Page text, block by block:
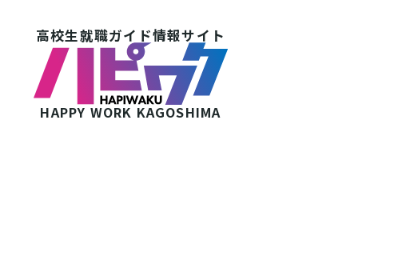
高校生就職ガイド情報サイト
HAPPY WORK KAGOSHIMA